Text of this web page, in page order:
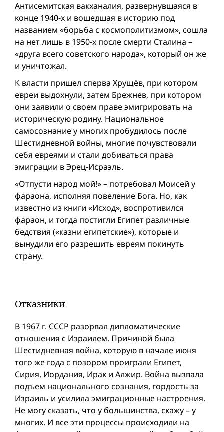
Антисемитская вакханалия, развернувшаяся в
конце 1940-х и вошедшая в историю под
названием «борьба с космополитизмом», сошла
на нет лишь в 1950-х после смерти Сталина –
«друга всего советского народа», который он же
и уничтожал.
К власти пришел сперва Хрущёв, при котором
евреи выдохнули, затем Брежнев, при котором
они заявили о своем праве эмигрировать на
историческую родину. Национальное
самосознание у многих пробудилось после
Шестидневной вой­ны, многие почувствовали
себя евреями и стали добиваться права
эмиграции в Эрец-Исраэль.
«Отпусти народ мой!» – потребовал Моисей у
фараона, исполняя повеление Бога. Но, как
известно из книги «Исход», воспротивился
фараон, и тогда постигли Египет различные
бедствия («казни египетские»), которые и
вынудили его разрешить евреям покинуть
страну.
Отказники
В 1967 г. СССР разорвал дипломатические
отношения с Израилем. Причиной была
Шестидневная вой­на, которую в начале июня
того же года с позором проиграли Египет,
Сирия, Иордания, Ирак и Алжир. Вой­на вызвала
подъем национального сознания, гордость за
Израиль и усилила эмиграционные настроения.
Не могу сказать, что у большинства, скажу – у
многих. И все эти процессы происходили на